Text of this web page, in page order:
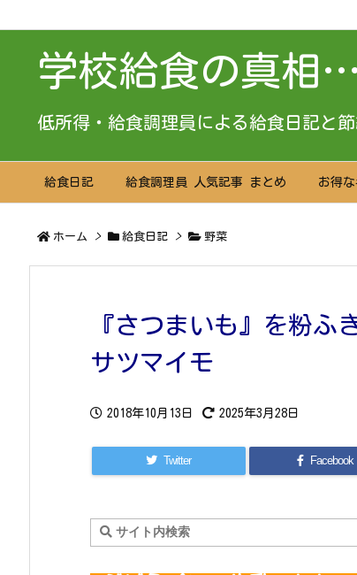
学校給食の真相…
低所得・給食調理員による給食日記と
給食日記 給食調理員 人気記事 まとめ お得
ホーム > 給食日記 > 野菜
『さつまいも』を粉ふ
サツマイモ
2018年10月13日 2025年3月28日
Twitter Facebook